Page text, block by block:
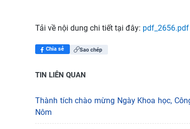
Tải về nội dung chi tiết tại đây: pdf_2656.pdf
Chia sẻ Sao chép
TIN LIÊN QUAN
Thành tích chào mừng Ngày Khoa học,
Nôm